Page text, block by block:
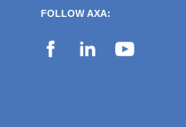
FOLLOW AXA: